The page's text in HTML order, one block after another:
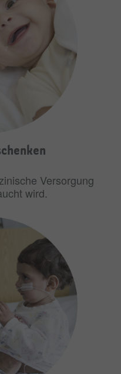
Versorgung
wird.